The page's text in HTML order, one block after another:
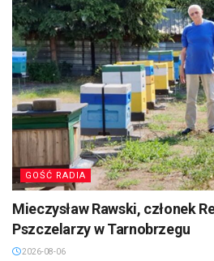
GOŚĆ RADIA
Mieczysław Rawski, członek
Pszczelarzy w Tarnobrzegu
2026-08-06